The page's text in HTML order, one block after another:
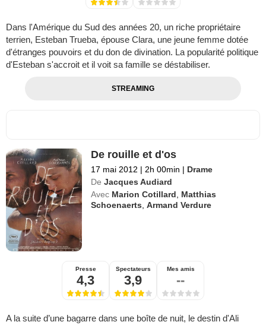
Dans l'Amérique du Sud des années 20, un riche propriétaire
terrien, Esteban Trueba, épouse Clara, une jeune femme dotée
d'étranges pouvoirs et du don de divination. La popularité politique
d'Esteban s'accroit et il voit sa famille se déstabiliser.
STREAMING
De rouille et d'os
17 mai 2012 | 2h 00min | Drame
De Jacques Audiard
Avec Marion Cotillard
Matthias
Schoenaerts ,Armand Verdure
Presse
4,3
Spectateurs
3,9
Mes amis
--
A la suite d’une bagarre dans une boîte de nuit, le destin d'Ali